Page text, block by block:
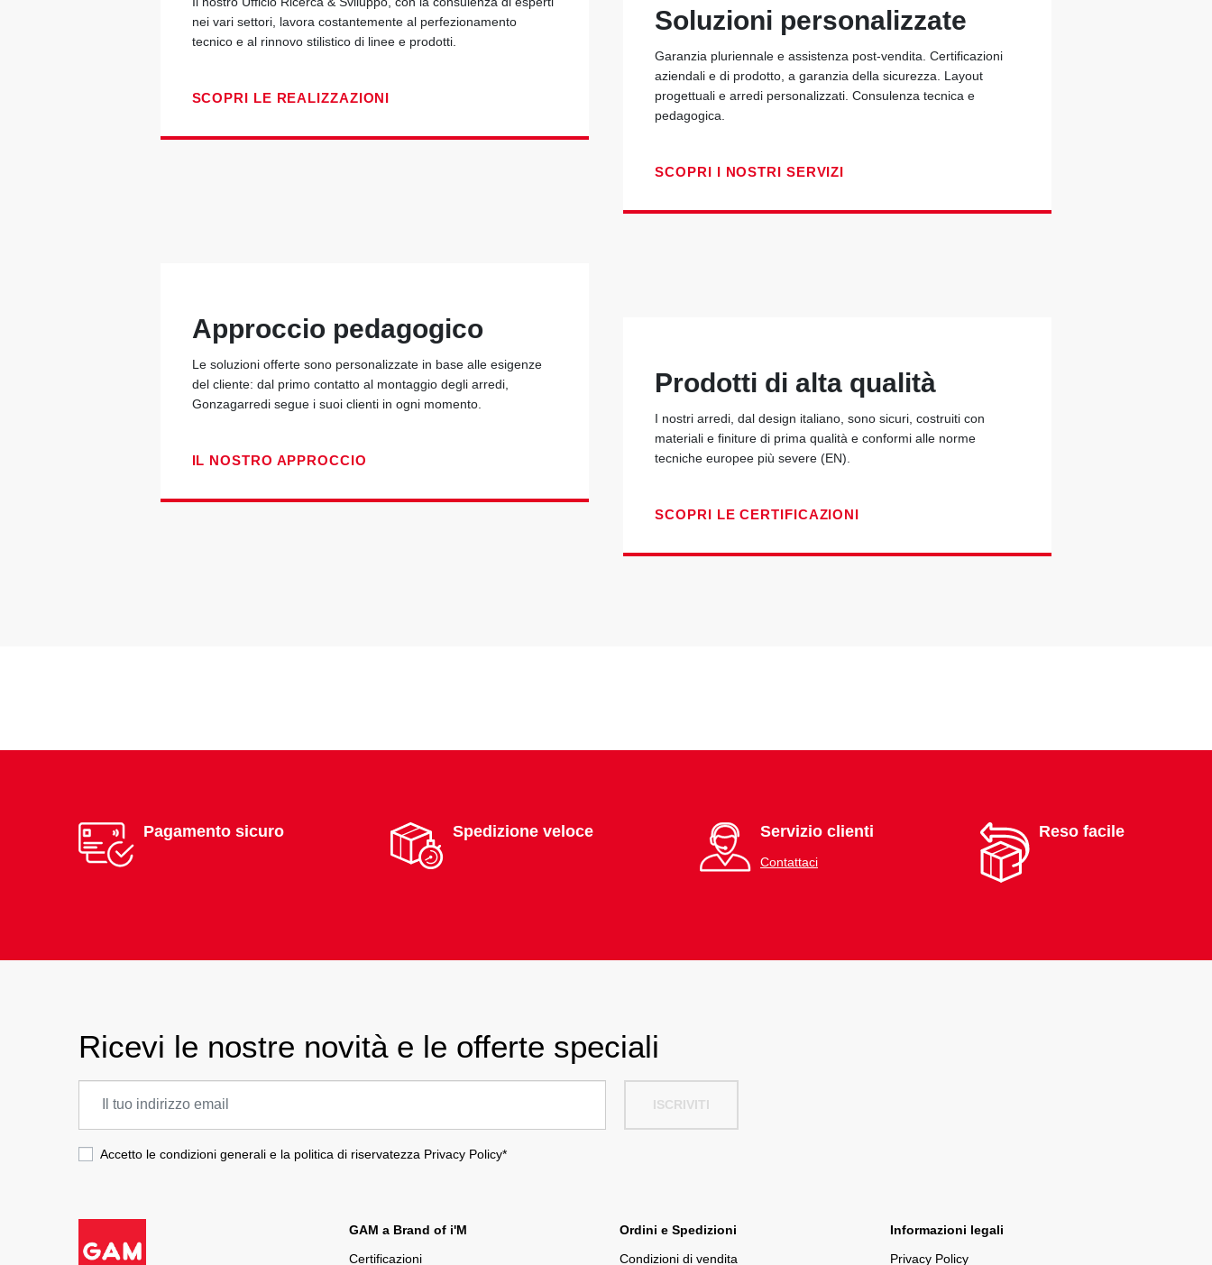
nei vari settori, lavora costantemente al perfezionamento
tecnico e al rinnovo stilistico di linee e prodotti.
SCOPRI LE REALIZZAZIONI
Soluzioni personalizzate
Garanzia pluriennale e assistenza post-vendita. Certificazioni
aziendali e di prodotto, a garanzia della sicurezza. Layout
progettuali e arredi personalizzati. Consulenza tecnica e
pedagogica.
SCOPRI I NOSTRI SERVIZI
Approccio pedagogico
Le soluzioni offerte sono personalizzate in base alle esigenze
del cliente: dal primo contatto al montaggio degli arredi,
Gonzagarredi segue i suoi clienti in ogni momento.
IL NOSTRO APPROCCIO
Prodotti di alta qualità
I nostri arredi, dal design italiano, sono sicuri, costruiti con
materiali e finiture di prima qualità e conformi alle norme
tecniche europee più severe (EN).
SCOPRI LE CERTIFICAZIONI
Pagamento sicuro Spedizione veloce Servizio clienti
Contattaci
Reso facile
Ricevi le nostre novità e le offerte speciali
ISCRIVITI
Accetto le condizioni generali e la politica di riservatezza Privacy Policy*
GAM a Brand of i'M
Certificazioni
Ordini e Spedizioni
Condizioni di vendita
Informazioni legali
Privacy Policy